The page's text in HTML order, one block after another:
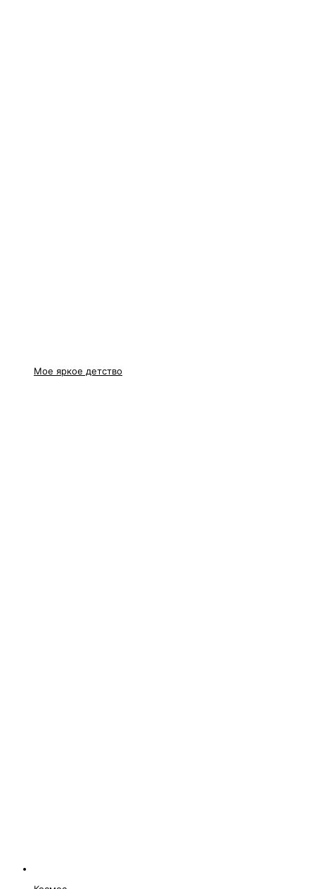
Мое яркое детство